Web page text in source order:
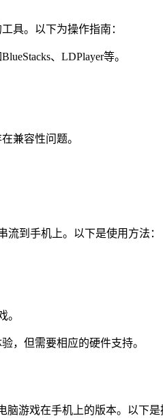
具。以下为操作指南：
、LDPlayer等。
兼容性问题。
流到手机上。以下是使用方法：
。
，但需要相应的硬件支持。
脑游戏在手机上的版本。以下是